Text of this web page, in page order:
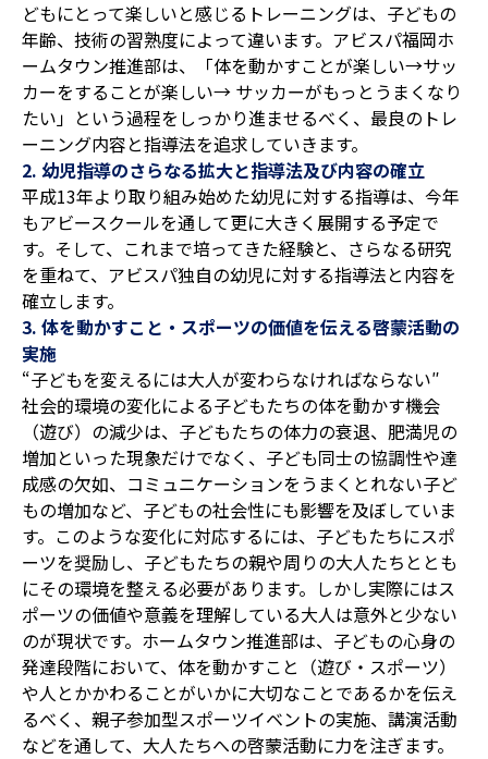
どもにとって楽しいと感じるトレーニングは、子どもの
年齢、技術の習熟度によって違います。アビスパ福岡ホ
ームタウン推進部は、「体を動かすことが楽しい→サッ
カーをすることが楽しい→ サッカーがもっとうまくなり
たい」という過程をしっかり進ませるべく、最良のトレ
ーニング内容と指導法を追求していきます。
2. 幼児指導のさらなる拡大と指導法及び内容の確立
平成13年より取り組み始めた幼児に対する指導は、今年
もアビースクールを通して更に大きく展開する予定で
す。そして、これまで培ってきた経験と、さらなる研究
を重ねて、アビスパ独自の幼児に対する指導法と内容を
確立します。
3. 体を動かすこと・スポーツの価値を伝える啓蒙活動の
実施
“子どもを変えるには大人が変わらなければならない″
社会的環境の変化による子どもたちの体を動かす機会
（遊び）の減少は、子どもたちの体力の衰退、肥満児の
増加といった現象だけでなく、子ども同士の協調性や達
成感の欠如、コミュニケーションをうまくとれない子ど
もの増加など、子どもの社会性にも影響を及ぼしていま
す。このような変化に対応するには、子どもたちにスポ
ーツを奨励し、子どもたちの親や周りの大人たちととも
にその環境を整える必要があります。しかし実際にはス
ポーツの価値や意義を理解している大人は意外と少ない
のが現状です。ホームタウン推進部は、子どもの心身の
発達段階において、体を動かすこと（遊び・スポーツ）
や人とかかわることがいかに大切なことであるかを伝え
るべく、親子参加型スポーツイベントの実施、講演活動
などを通して、大人たちへの啓蒙活動に力を注ぎます。